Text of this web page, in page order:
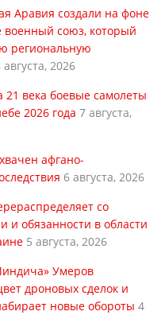
Аравия создали на фоне
военный союз, который
региональную
августа, 2026
века боевые самолеты
2026 года 7 августа,
афгано-
6 августа, 2026
со
и обязанности в области
5 августа, 2026
Умеров
дроновых сделок и
новые обороты 4